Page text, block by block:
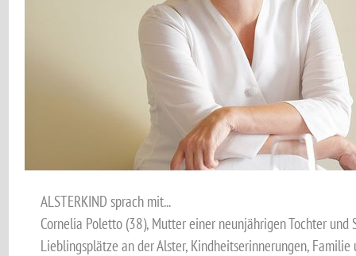
ALSTERKIND sprach mit...
Cornelia Poletto (38), Mutter einer neun­jährigen Tochter und
Lieblingsplätze an der Alster, Kindheits­er­inne­rungen, Familie